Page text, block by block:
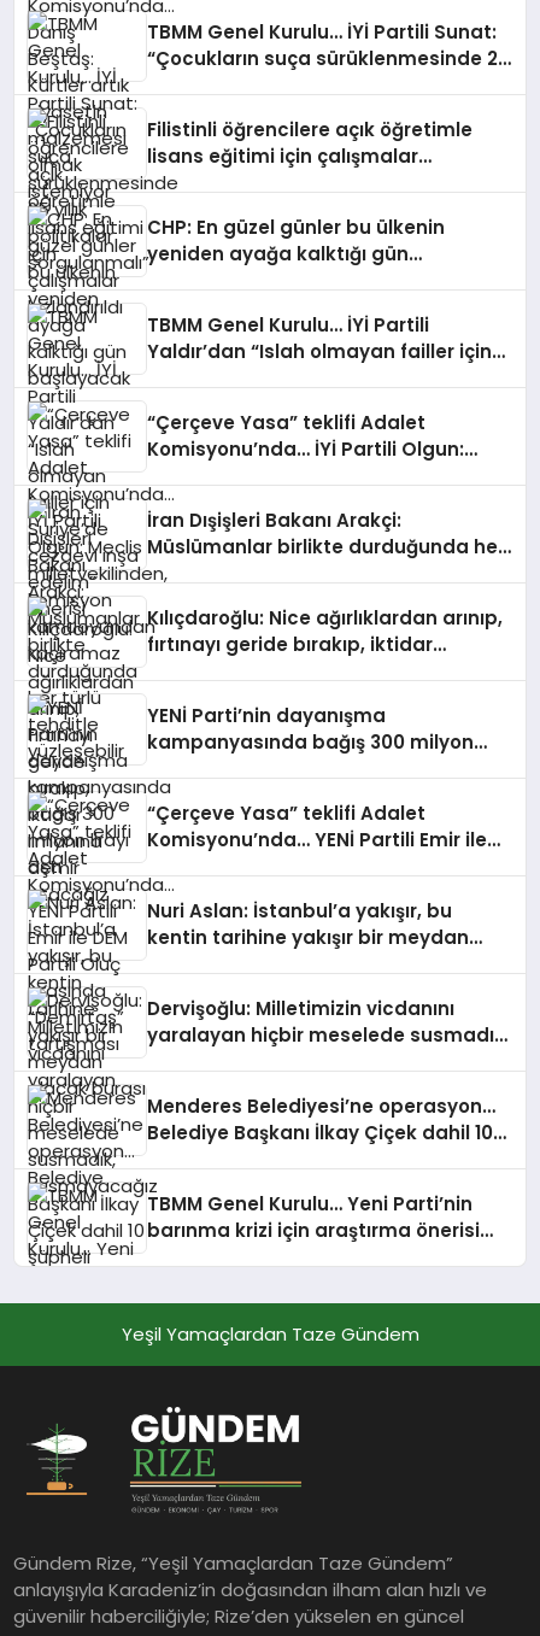
istemiyor
TBMM Genel Kurulu… İYİ Partili Sunat:
“Çocukların suça sürüklenmesinde 25
Filistinli öğrencilere açık öğretimle
lisans eğitimi için çalışmalar
hızlandırıldı
CHP: En güzel günler bu ülkenin
yeniden ayağa kalktığı gün
TBMM Genel Kurulu… İYİ Partili
Yaldır’dan “Islah olmayan failler için
“Çerçeve Yasa” teklifi Adalet
Komisyonu’nda… İYİ Partili Olgun:
kamuoyundan kaçıramaz
İran Dışişleri Bakanı Arakçi:
Müslümanlar birlikte durduğunda her
türlü tehditle yüzleşebilir
Kılıçdaroğlu: Nice ağırlıklardan arınıp,
fırtınayı geride bırakıp, iktidar
YENİ Parti’nin dayanışma
kampanyasında bağış 300 milyon
“Çerçeve Yasa” teklifi Adalet
Komisyonu’nda… YENİ Partili Emir ile
tartışması
Nuri Aslan: İstanbul’a yakışır, bu
kentin tarihine yakışır bir meydan
Dervişoğlu: Milletimizin vicdanını
yaralayan hiçbir meselede susmadık,
Menderes Belediyesi’ne operasyon…
Belediye Başkanı İlkay Çiçek dahil 10
TBMM Genel Kurulu… Yeni Parti’nin
barınma krizi için araştırma önerisi
Yeşil Yamaçlardan Taze Gündem
Gündem Rize, “Yeşil Yamaçlardan Taze Gündem”
anlayışıyla Karadeniz’in doğasından ilham alan hızlı ve
güvenilir haberciliğiyle; Rize’den yükselen en güncel